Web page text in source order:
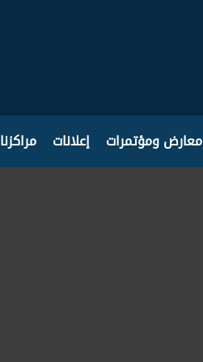
معارض ومؤتمرات إعلانات مراكزنا